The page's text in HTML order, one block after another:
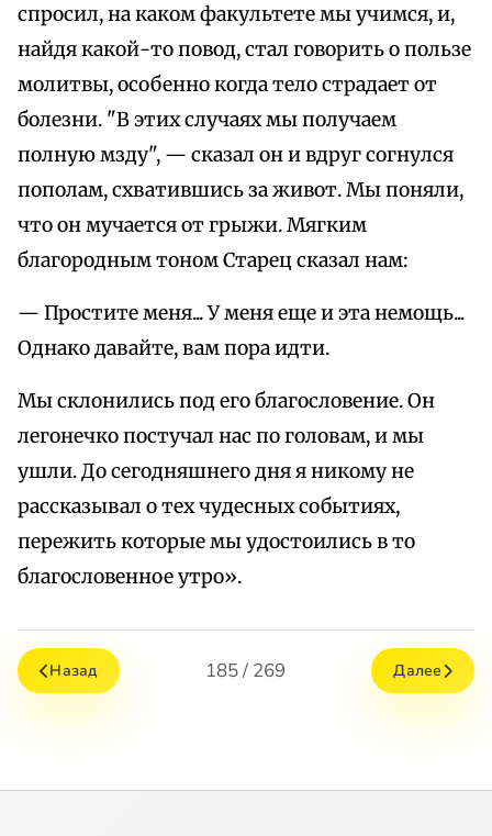
спросил, на каком факультете мы учимся, и,
найдя какой-то повод, стал говорить о пользе
молитвы, особенно когда тело страдает от
болезни. "В этих случаях мы получаем
полную мзду", — сказал он и вдруг согнулся
пополам, схватившись за живот. Мы поняли,
что он мучается от грыжи. Мягким
благородным тоном Старец сказал нам:
— Простите меня... У меня еще и эта немощь...
Однако давайте, вам пора идти.
Мы склонились под его благословение. Он
легонечко постучал нас по головам, и мы
ушли. До сегодняшнего дня я никому не
рассказывал о тех чудесных событиях,
пережить которые мы удостоились в то
благословенное утро».
Назад 185 / 269 Далее